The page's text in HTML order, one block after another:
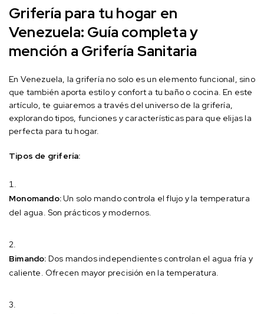
Grifería para tu hogar en
Venezuela: Guía completa y
mención a Grifería Sanitaria
En Venezuela, la grifería no solo es un elemento funcional, sino
que también aporta estilo y confort a tu baño o cocina. En este
artículo, te guiaremos a través del universo de la grifería,
explorando tipos, funciones y características para que elijas la
perfecta para tu hogar.
Tipos de grifería:
Monomando:Un solo mando controla el flujo y la temperatura
del agua. Son prácticos y modernos.
Bimando: Dos mandos independientes controlan el agua fría y
caliente. Ofrecen mayor precisión en la temperatura.